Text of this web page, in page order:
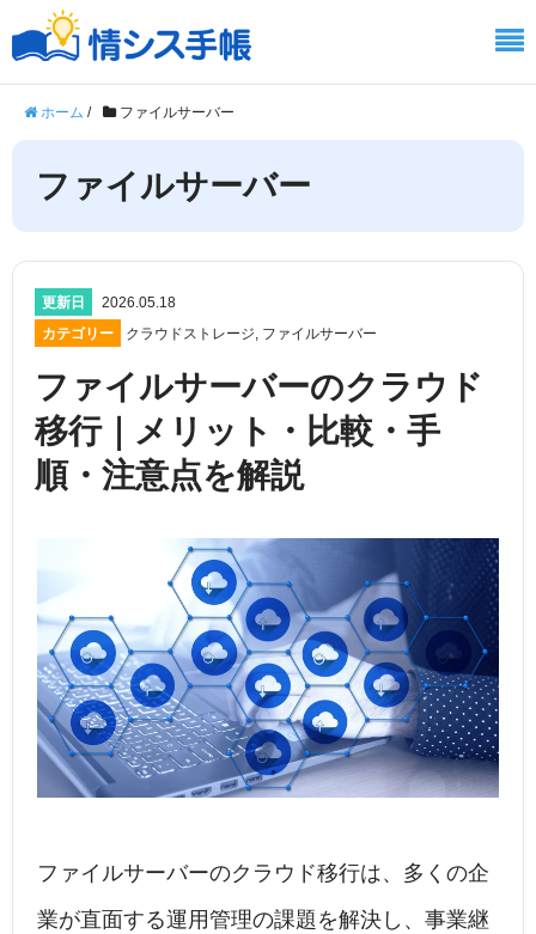
ホーム / ファイルサーバー
ファイルサーバー
更新日
2026.05.18
カテゴリー
クラウドストレージ, ファイルサーバー
ファイルサーバーのクラウド
移行｜メリット・比較・手
順・注意点を解説
ファイルサーバーのクラウド移行は、多くの企
業が直面する運用管理の課題を解決し、事業継